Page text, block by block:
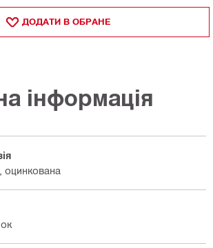
ДОДАТИ В ОБРАНЕ
інформація
оцинкована